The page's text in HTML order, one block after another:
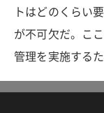
トはどのくらい
が不可欠だ。こ
管理を実施する